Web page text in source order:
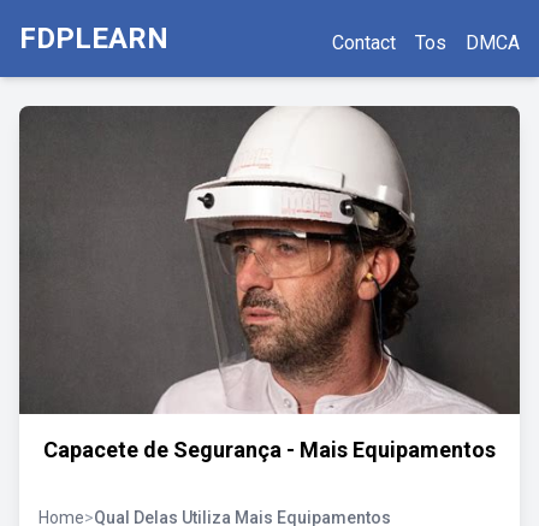
FDPLEARN Contact Tos DMCA
Capacete de Segurança - Mais Equipamentos
Home>Qual Delas Utiliza Mais Equipamentos